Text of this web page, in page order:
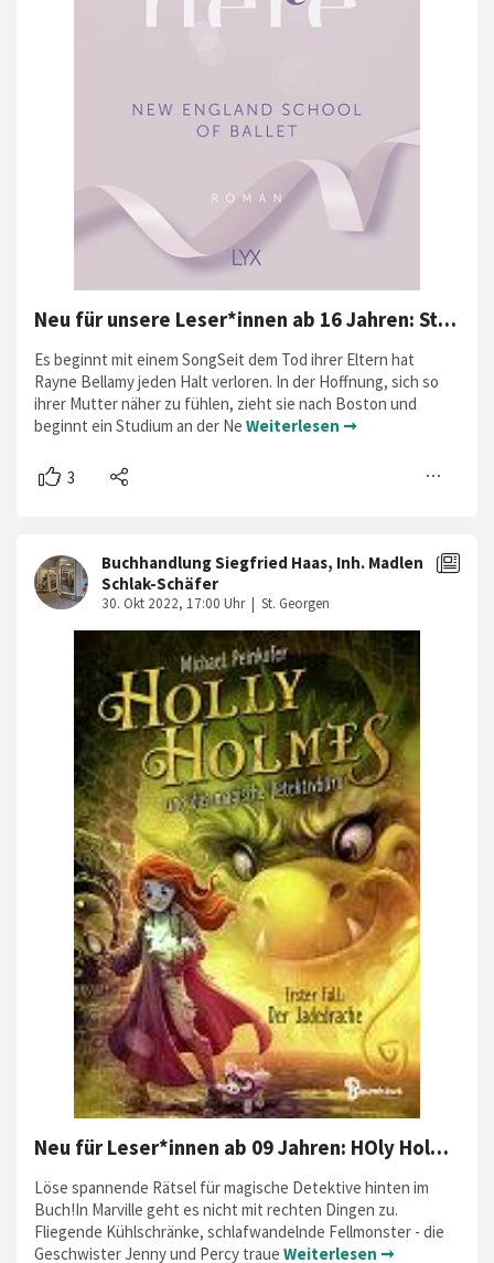
Neu für unsere Leser*innen ab 16 Jahren: Stay here new England School of ballet
Es beginnt mit einem SongSeit dem Tod ihrer Eltern hat
Rayne Bellamy jeden Halt verloren. In der Hoffnung, sich so
ihrer Mutter näher zu fühlen, zieht sie nach Boston und
beginnt ein Studium an der Ne Weiterlesen ➞
Neu für Leser*innen ab 09 Jahren: HOly Holmes und das magsiche Detektivbüro
Löse spannende Rätsel für magische Detektive hinten im
Buch!In Marville geht es nicht mit rechten Dingen zu.
Fliegende Kühlschränke, schlafwandelnde Fellmonster - die
Geschwister Jenny und Percy traue Weiterlesen ➞